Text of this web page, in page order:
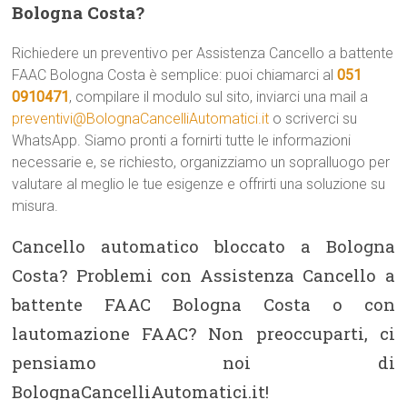
Bologna Costa?
Richiedere un preventivo per Assistenza Cancello a battente
FAAC Bologna Costa è semplice: puoi chiamarci al051
0910471, compilare il modulo sul sito, inviarci una mail a
preventivi@BolognaCancelliAutomatici.it o scriverci su
WhatsApp. Siamo pronti a fornirti tutte le informazioni
necessarie e, se richiesto, organizziamo un sopralluogo per
valutare al meglio le tue esigenze e offrirti una soluzione su
misura.
Cancello automatico bloccato a Bologna
Costa? Problemi con Assistenza Cancello a
battente FAAC Bologna Costa o con
lautomazione FAAC? Non preoccuparti, ci
pensiamo noi di
BolognaCancelliAutomatici.it!